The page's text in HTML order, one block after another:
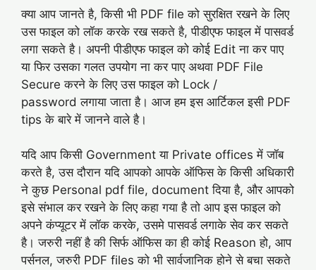
क्या आप जानते है, किसी भी PDF file को सुरक्षित रखने के लिए
उस फाइल को लॉक करके रख सकते है, पीडीएफ फाइल में पासवर्ड
लगा सकते है। अपनी पीडीएफ फाइल को कोई Edit ना कर पाए
या फिर उसका गलत उपयोग ना कर पाए अथवा PDF File
Secure करने के लिए उस फाइल को Lock /
password लगाया जाता है। आज हम इस आर्टिकल इसी PDF
tips के बारे में जानने वाले है।
यदि आप किसी Government या Private offices में जॉब
करते है, उस दौरान यदि आपको आपके ऑफिस के किसी अधिकारी
ने कुछ Personal pdf file, document दिया है, और आपको
इसे संभाल कर रखने के लिए कहा गया है तो आप इस फाइल को
अपने कंप्यूटर में लॉक करके, उसमे पासवर्ड लगाके सेव कर सकते
है। जरुरी नहीं है की सिर्फ ऑफिस का ही कोई Reason हो, आप
पर्सनल, जरुरी PDF files को भी सार्वजानिक होने से बचा सकते